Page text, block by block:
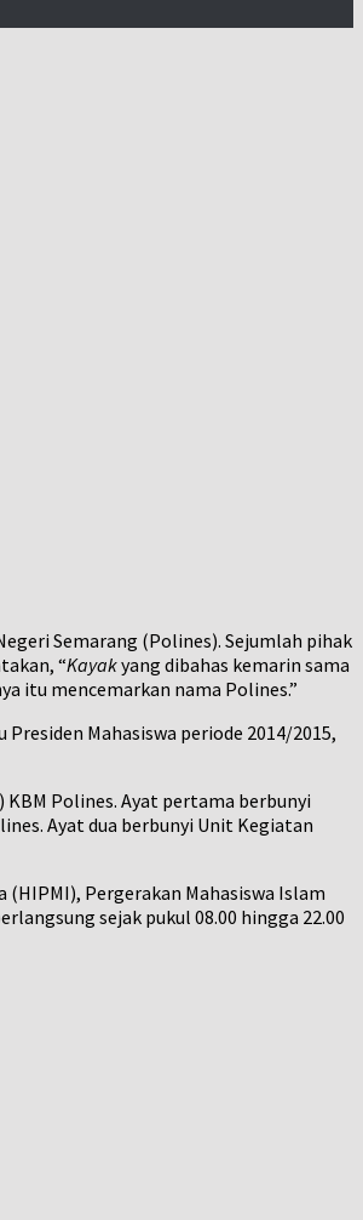
Semarang (Polines). Sejumlah pihak
“Kayakyang dibahas kemarin sama
itu mencemarkan nama Polines.”
Mahasiswa periode 2014/2015,
KBM Polines. Ayat pertama berbunyi
Ayat dua berbunyi Unit Kegiatan
(HIPMI), Pergerakan Mahasiswa Islam
sejak pukul 08.00 hingga 22.00